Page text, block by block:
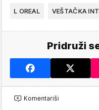
L OREAL VEŠTAČKA
Pridruži
Komentariši